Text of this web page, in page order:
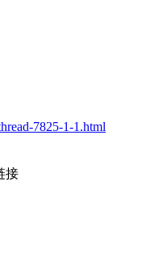
7825-1-1.html
接